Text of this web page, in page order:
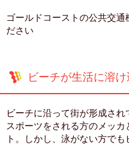
ゴールドコーストの公共交通
ださい
ビーチが生活に溶
ビーチに沿って街が形成さ
スポーツをされる方のメッ
ト。しかし、泳がない方で